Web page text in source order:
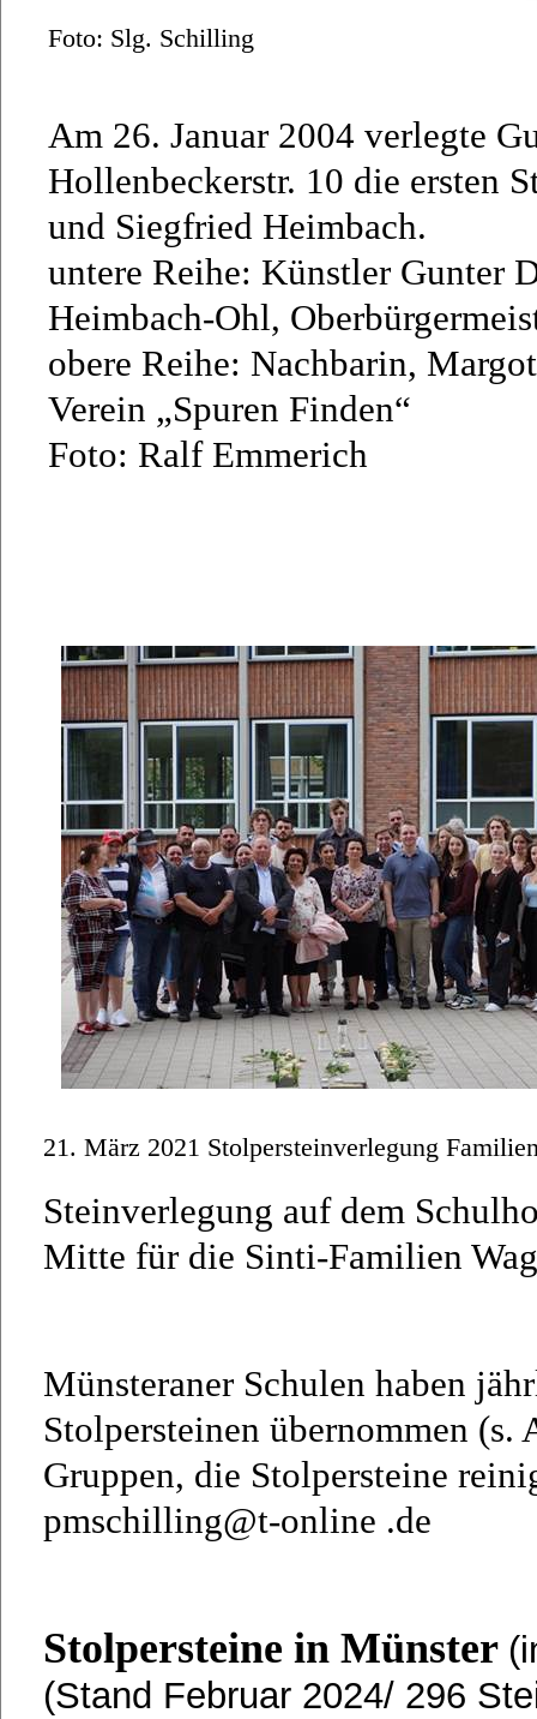
Foto: Slg. Schilling
Am 26. Januar 2004 verlegte
Hollenbeckerstr. 10 die ersten
und Siegfried Heimbach.
untere Reihe: Künstler Gunter
Heimbach-Ohl,
obere Reihe: Nachbarin,
Verein „Spuren Finden“
Foto: Ralf Emmerich
21. März 2021 Stolpersteinverlegung
Steinverlegung auf dem
Mitte für die Sinti-Familien
Münsteraner Schulen haben
Stolpersteinen übernommen (s.
Gruppen, die Stolpersteine
pmschilling@t-online .de
Stolpersteine in Münster
(Stand Februar 2024/ 296